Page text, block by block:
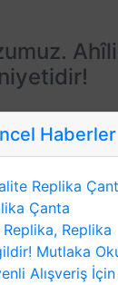
Haberler
Replika
Çanta
Replika, Replika
Mutlaka
Alışveriş